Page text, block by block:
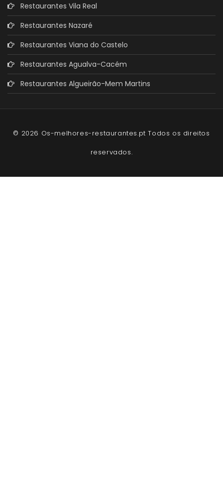
Restaurantes Vila Real
Restaurantes Nazaré
Restaurantes Viana do Castelo
Restaurantes Agualva-Cacém
Restaurantes Algueirão-Mem Martins
© 2026 Os-melhores-restaurantes.pt Todos os direitos
reservados.